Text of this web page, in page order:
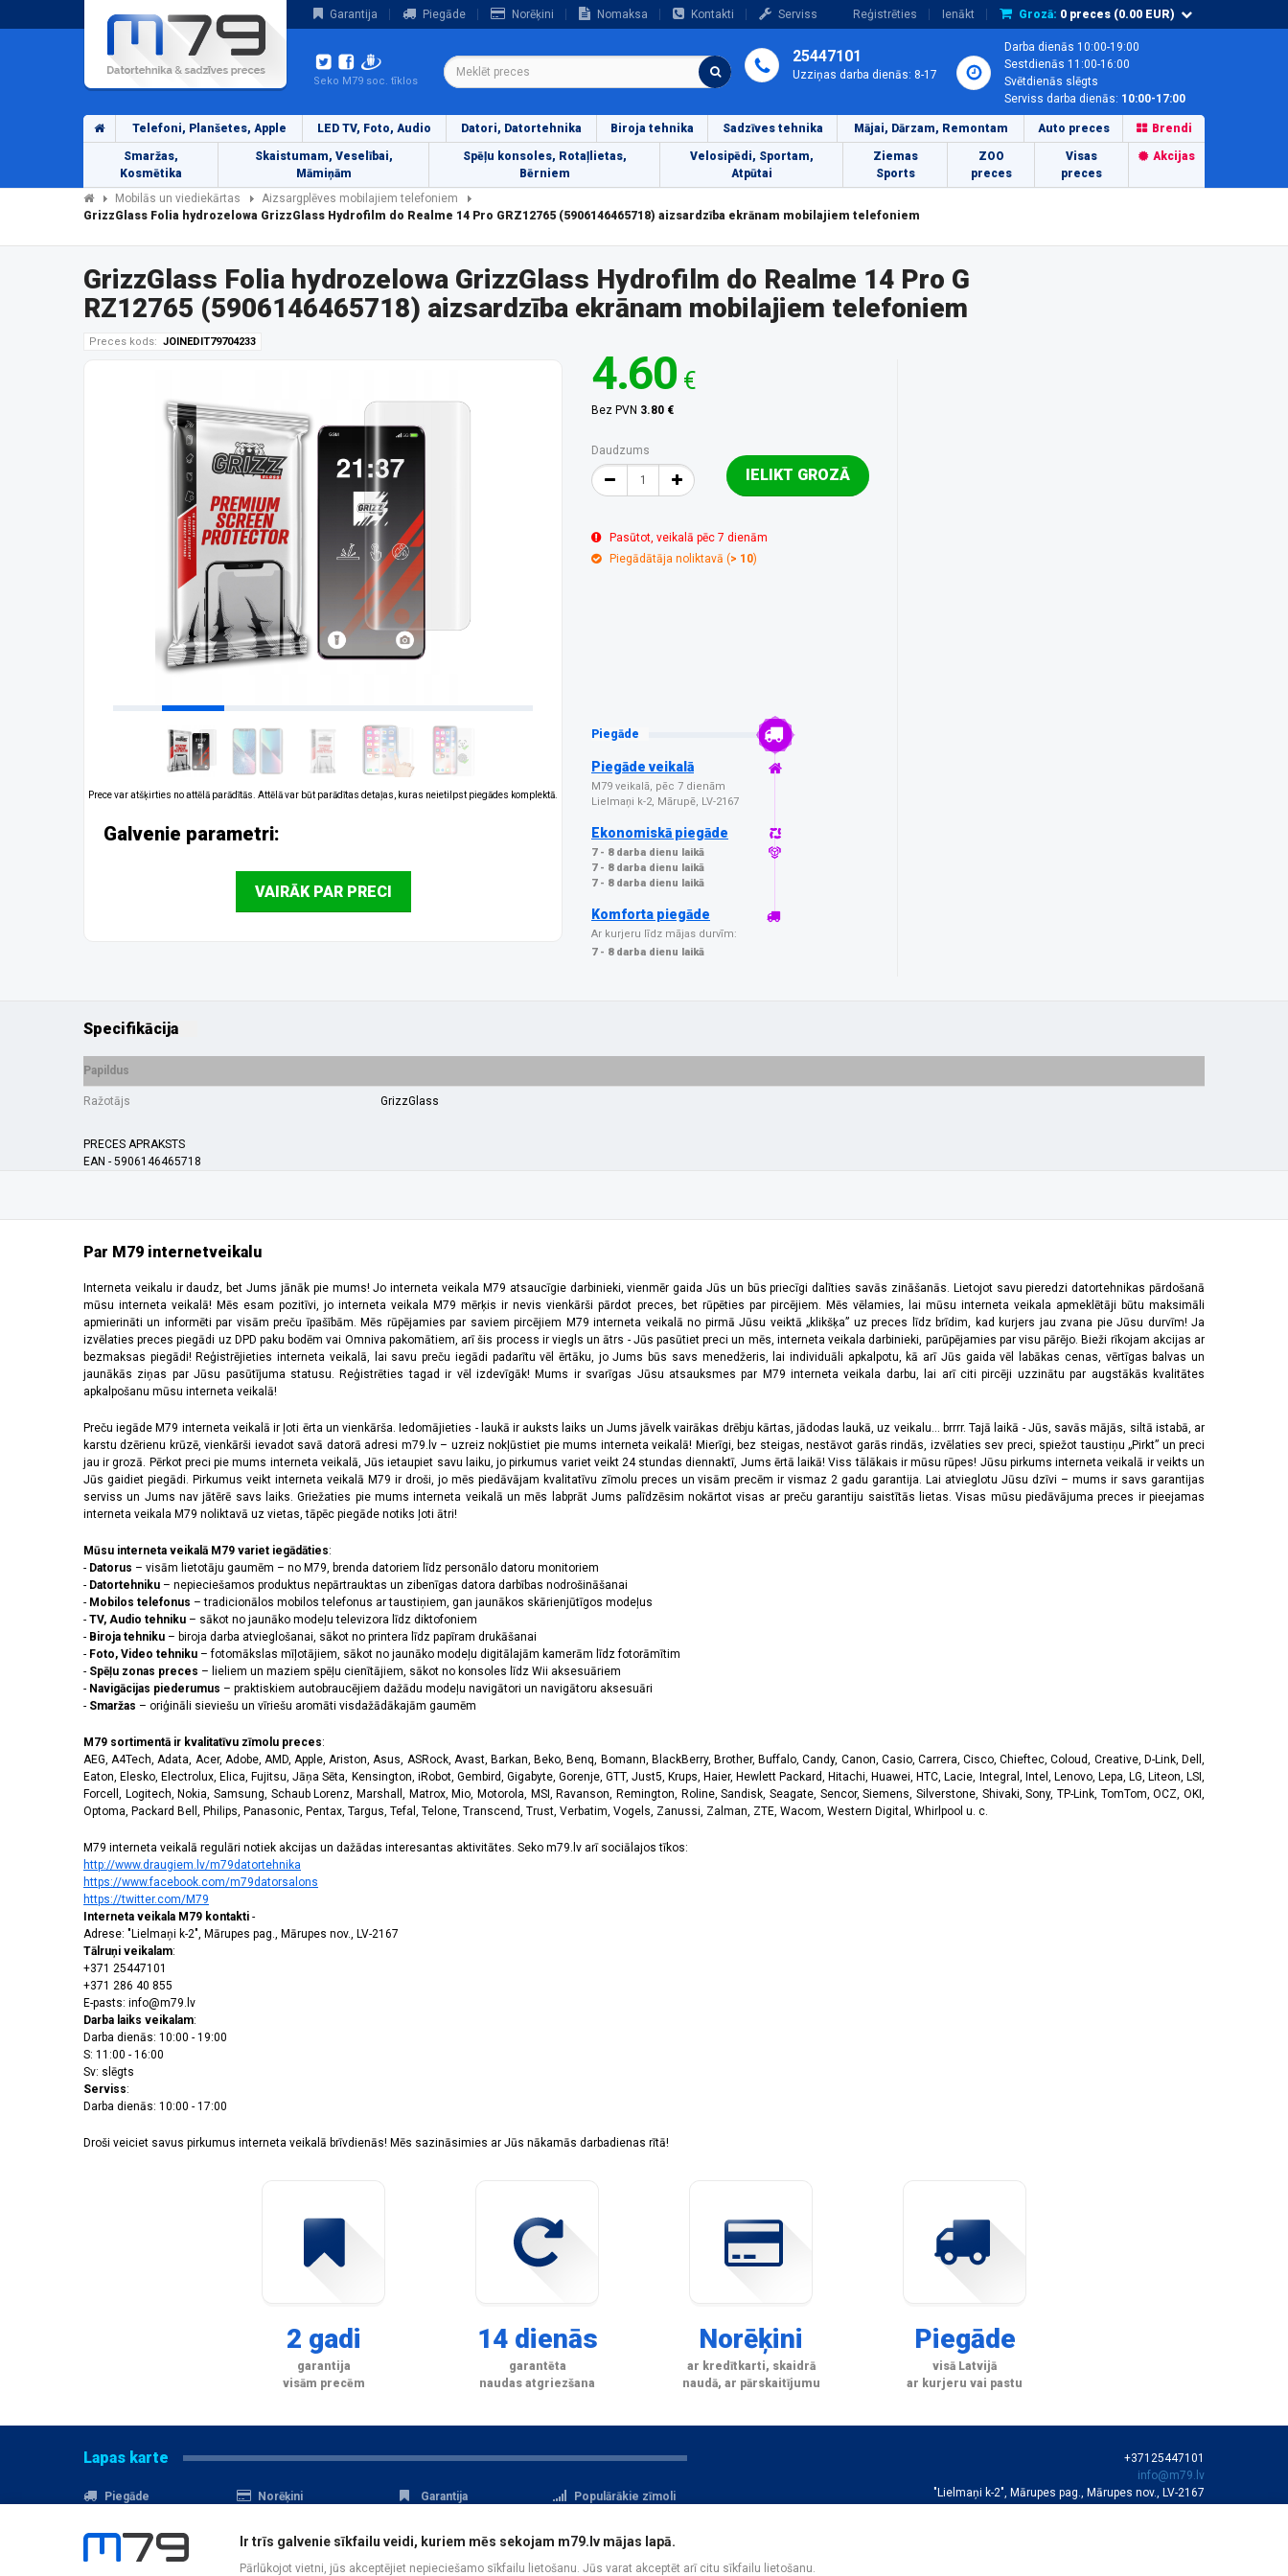
Garantija Piegāde Norēķini Nomaksa Kontakti Serviss Reģistrēties Ienākt Grozā: 0 preces (0.00 EUR)
Seko M79 soc. tīklos
25447101
Uzziņas darba dienās: 8-17
Darba dienās 10:00-19:00
Sestdienās 11:00-16:00
Svētdienās slēgts
Serviss darba dienās: 10:00-17:00
Telefoni, Planšetes, Apple LED TV, Foto, Audio Datori, Datortehnika Biroja tehnika Sadzīves tehnika Mājai, Dārzam, Remontam Auto preces Brendi
Smaržas,
Kosmētika
Skaistumam, Veselībai,
Māmiņām
Spēļu konsoles, Rotaļlietas,
Bērniem
Velosipēdi, Sportam,
Atpūtai
Ziemas
Sports
ZOO
preces
Visas
preces
Akcijas
Mobilās un viediekārtas
Aizsargplēves mobilajiem telefoniem
GrizzGlass Folia hydrozelowa GrizzGlass Hydrofilm do Realme 14 Pro GRZ12765 (5906146465718) aizsardzība ekrānam mobilajiem telefoniem
GrizzGlass Folia hydrozelowa GrizzGlass Hydrofilm do Realme 14 Pro G
RZ12765 (5906146465718) aizsardzība ekrānam mobilajiem telefoniem
Preces kods: JOINEDIT79704233
Prece var atšķirties no attēlā parādītās. Attēlā var būt parādītas detaļas, kuras neietilpst piegādes komplektā.
Galvenie parametri:
VAIRĀK PAR PRECI
4.60 €
Bez PVN 3.80 €
Daudzums
IELIKT GROZĀ
Pasūtot, veikalā pēc 7 dienām
Piegādātāja noliktavā (> 10)
Piegāde
Piegāde veikalā
M79 veikalā, pēc 7 dienām
Lielmaņi k-2, Mārupē, LV-2167
Ekonomiskā piegāde
7 - 8 darba dienu laikā
7 - 8 darba dienu laikā
7 - 8 darba dienu laikā
Komforta piegāde
Ar kurjeru līdz mājas durvīm:
7 - 8 darba dienu laikā
Specifikācija
Papildus
Ražotājs GrizzGlass
PRECES APRAKSTS
EAN - 5906146465718
Par M79 internetveikalu
Interneta veikalu ir daudz, bet Jums jānāk pie mums! Jo interneta veikala M79 atsaucīgie darbinieki, vienmēr gaida Jūs un būs priecīgi dalīties savās zināšanās. Lietojot savu pieredzi datortehnikas pārdošanā
mūsu interneta veikalā! Mēs esam pozitīvi, jo interneta veikala M79 mērķis ir nevis vienkārši pārdot preces, bet rūpēties par pircējiem. Mēs vēlamies, lai mūsu interneta veikala apmeklētāji būtu maksimāli
apmierināti un informēti par visām preču īpašībām. Mēs rūpējamies par saviem pircējiem M79 interneta veikalā no pirmā Jūsu veiktā „klikšķa” uz preces līdz brīdim, kad kurjers jau zvana pie Jūsu durvīm! Ja
izvēlaties preces piegādi uz DPD paku bodēm vai Omniva pakomātiem, arī šis process ir viegls un ātrs - Jūs pasūtiet preci un mēs, interneta veikala darbinieki, parūpējamies par visu pārējo. Bieži rīkojam akcijas ar
bezmaksas piegādi! Reģistrējieties interneta veikalā, lai savu preču iegādi padarītu vēl ērtāku, jo Jums būs savs menedžeris, lai individuāli apkalpotu, kā arī Jūs gaida vēl labākas cenas, vērtīgas balvas un
jaunākās ziņas par Jūsu pasūtījuma statusu. Reģistrēties tagad ir vēl izdevīgāk! Mums ir svarīgas Jūsu atsauksmes par M79 interneta veikala darbu, lai arī citi pircēji uzzinātu par augstākās kvalitātes
apkalpošanu mūsu interneta veikalā!
Preču iegāde M79 interneta veikalā ir ļoti ērta un vienkārša. Iedomājieties - laukā ir auksts laiks un Jums jāvelk vairākas drēbju kārtas, jādodas laukā, uz veikalu... brrrr. Tajā laikā - Jūs, savās mājās, siltā istabā, ar
karstu dzērienu krūzē, vienkārši ievadot savā datorā adresi m79.lv – uzreiz nokļūstiet pie mums interneta veikalā! Mierīgi, bez steigas, nestāvot garās rindās, izvēlaties sev preci, spiežot taustiņu „Pirkt” un preci
jau ir grozā. Pērkot preci pie mums interneta veikalā, Jūs ietaupiet savu laiku, jo pirkumus variet veikt 24 stundas diennaktī, Jums ērtā laikā! Viss tālākais ir mūsu rūpes! Jūsu pirkums interneta veikalā ir veikts un
Jūs gaidiet piegādi. Pirkumus veikt interneta veikalā M79 ir droši, jo mēs piedāvājam kvalitatīvu zīmolu preces un visām precēm ir vismaz 2 gadu garantija. Lai atvieglotu Jūsu dzīvi – mums ir savs garantijas
serviss un Jums nav jātērē savs laiks. Griežaties pie mums interneta veikalā un mēs labprāt Jums palīdzēsim nokārtot visas ar preču garantiju saistītās lietas. Visas mūsu piedāvājuma preces ir pieejamas
interneta veikala M79 noliktavā uz vietas, tāpēc piegāde notiks ļoti ātri!
Mūsu interneta veikalā M79 variet iegādāties:
- Datorus – visām lietotāju gaumēm – no M79, brenda datoriem līdz personālo datoru monitoriem
- Datortehniku – nepieciešamos produktus nepārtrauktas un zibenīgas datora darbības nodrošināšanai
- Mobilos telefonus – tradicionālos mobilos telefonus ar taustiņiem, gan jaunākos skārienjūtīgos modeļus
- TV, Audio tehniku – sākot no jaunāko modeļu televizora līdz diktofoniem
- Biroja tehniku – biroja darba atvieglošanai, sākot no printera līdz papīram drukāšanai
- Foto, Video tehniku – fotomākslas mīļotājiem, sākot no jaunāko modeļu digitālajām kamerām līdz fotorāmītim
- Spēļu zonas preces – lieliem un maziem spēļu cienītājiem, sākot no konsoles līdz Wii aksesuāriem
- Navigācijas piederumus – praktiskiem autobraucējiem dažādu modeļu navigātori un navigātoru aksesuāri
- Smaržas – oriģināli sieviešu un vīriešu aromāti visdažādākajām gaumēm
M79 sortimentā ir kvalitatīvu zīmolu preces:
AEG, A4Tech, Adata, Acer, Adobe, AMD, Apple, Ariston, Asus, ASRock, Avast, Barkan, Beko, Benq, Bomann, BlackBerry, Brother, Buffalo, Candy, Canon, Casio, Carrera, Cisco, Chieftec, Coloud, Creative, D-Link, Dell,
Eaton, Elesko, Electrolux, Elica, Fujitsu, Jāņa Sēta, Kensington, iRobot, Gembird, Gigabyte, Gorenje, GTT, Just5, Krups, Haier, Hewlett Packard, Hitachi, Huawei, HTC, Lacie, Integral, Intel, Lenovo, Lepa, LG, Liteon, LSI,
Forcell, Logitech, Nokia, Samsung, Schaub Lorenz, Marshall, Matrox, Mio, Motorola, MSI, Ravanson, Remington, Roline, Sandisk, Seagate, Sencor, Siemens, Silverstone, Shivaki, Sony, TP-Link, TomTom, OCZ, OKI,
Optoma, Packard Bell, Philips, Panasonic, Pentax, Targus, Tefal, Telone, Transcend, Trust, Verbatim, Vogels, Zanussi, Zalman, ZTE, Wacom, Western Digital, Whirlpool u. c.
M79 interneta veikalā regulāri notiek akcijas un dažādas interesantas aktivitātes. Seko m79.lv arī sociālajos tīkos:
http://www.draugiem.lv/m79datortehnika
https://www.facebook.com/m79datorsalons
https://twitter.com/M79
Interneta veikala M79 kontakti -
Adrese: "Lielmaņi k-2", Mārupes pag., Mārupes nov., LV-2167
Tālruņi veikalam:
+371 25447101
+371 286 40 855
E-pasts: info@m79.lv
Darba laiks veikalam:
Darba dienās: 10:00 - 19:00
S: 11:00 - 16:00
Sv: slēgts
Serviss:
Darba dienās: 10:00 - 17:00
Droši veiciet savus pirkumus interneta veikalā brīvdienās! Mēs sazināsimies ar Jūs nākamās darbadienas rītā!
2 gadi
garantija
visām precēm
14 dienās
garantēta
naudas atgriezšana
Norēķini
ar kredītkarti, skaidrā
naudā, ar pārskaitījumu
Piegāde
visā Latvijā
ar kurjeru vai pastu
Lapas karte
Piegāde
Norēķini
Akcijas
Serviss
Garantija
Populārākie zīmoli
Datu aizsardzība
Reģistrācija
+37125447101
info@m79.lv
"Lielmaņi k-2", Mārupes pag., Mārupes nov., LV-2167
Ir trīs galvenie sīkfailu veidi, kuriem mēs sekojam m79.lv mājas lapā.
Pārlūkojot vietni, jūs akceptējiet nepieciešamo sīkfailu lietošanu. Jūs varat akceptēt arī citu sīkfailu lietošanu.